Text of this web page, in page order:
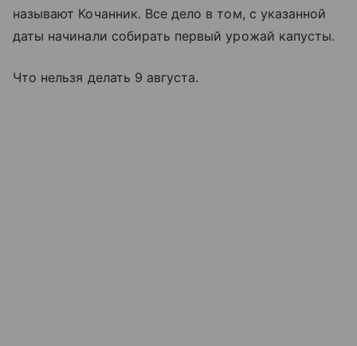
называют Кочанник. Все дело в том, с указанной
даты начинали собирать первый урожай капусты.
Что нельзя делать 9 августа.